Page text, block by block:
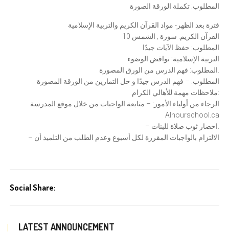
المطلوب: تكملة الورقة الصورة
فترة بعد الظهر- مواد القرآن الكريم والتربية الإسلامية
القرآن الكريم: سورة ; الشمس 10
المطلوب: حفظ الآيات جيدًا
التربية الإسلامية: نواقض الوضوء
المطلوب: – فهم الدرس جيدًا و حل التمارين من الورقة المصورة
ملاحظات مهمة للأهالي الكرام:
الرجاء من أولياء الأمور: – متابعة الواجبات من خلال موقع المدرسة
Alnourschool.ca
– الالتزام بالواجبات المقررة لكل أسبوع وعدم الطلب من التلميذ أن
Social Share:
LATEST ANNOUNCEMENT